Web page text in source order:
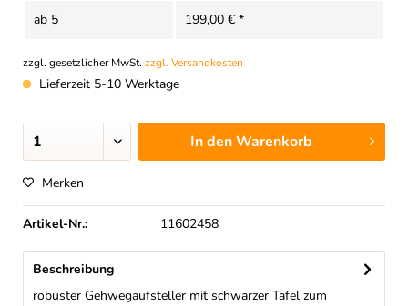
ab 5 199,00 € *
zzgl. gesetzlicher MwSt. zzgl. Versandkosten
Lieferzeit 5-10 Werktage
In denWarenkorb
Merken
Artikel-Nr.: 11602458
Beschreibung
robuster Gehwegaufsteller mit schwarzer Tafel zum